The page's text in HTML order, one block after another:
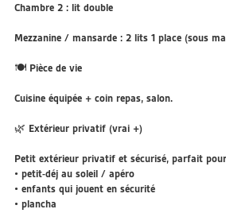
Chambre 2 : lit double
Mezzanine / mansarde : 2 lits 1 place (sous
🍽️ Pièce de vie
Cuisine équipée + coin repas, salon.
🌿 Extérieur privatif (vrai +)
Petit extérieur privatif et sécurisé, parfait
• petit-déj au soleil / apéro
• enfants qui jouent en sécurité
• plancha